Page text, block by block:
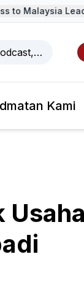
to Malaysia
video,
Kami
Usaha